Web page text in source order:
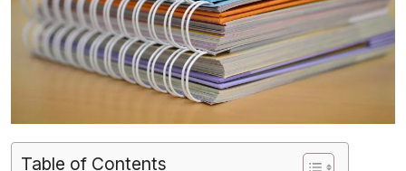
Table of Contents